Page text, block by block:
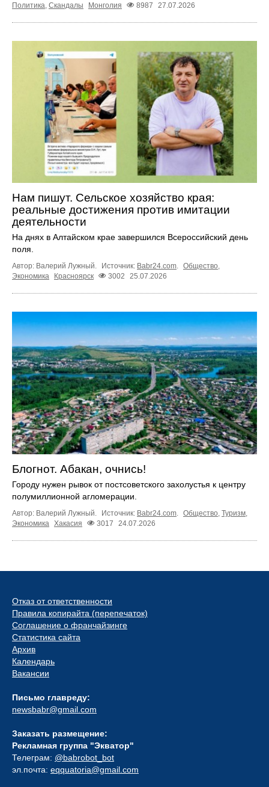
Политика Скандалы Монголия 8987 27.07.2026
Нам пишут. Сельское хозяйство края:
реальные достижения против имитации
деятельности
На днях в Алтайском крае завершился Всероссийский день
поля.
Автор: Валерий Лужный. Источник: Babr24.com. Общество,
Экономика
Красноярск 3002 25.07.2026
Блогнот. Абакан, очнись!
Городу нужен рывок от постсоветского захолустья к центру
полумиллионной агломерации.
Автор: Валерий Лужный. Источник: Babr24.com. Общество, Туризм,
Экономика Хакасия 3017 24.07.2026
Отказ от ответственности
Правила копирайта (перепечаток)
Соглашение о франчайзинге
Статистика сайта
Архив
Календарь
Вакансии
Письмо главреду:
newsbabr@gmail.com
Заказать размещение:
Рекламная группа "Экватор"
Телеграм: @babrobot_bot
эл.почта: eqquatoria@gmail.com